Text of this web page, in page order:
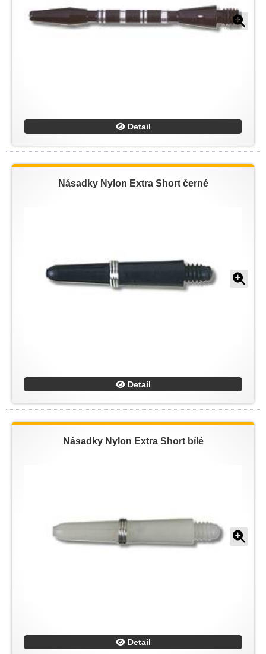
Detail
Násadky Nylon Extra Short černé
Detail
Násadky Nylon Extra Short bílé
Detail